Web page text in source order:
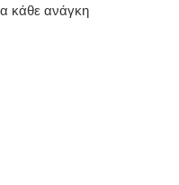
κάθε ανάγκη